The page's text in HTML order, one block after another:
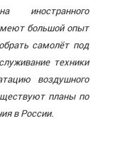
иностранного
большой опыт
самолёт под
техники
воздушного
планы по
в России.